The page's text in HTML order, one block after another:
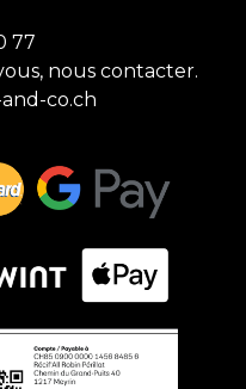
77
nous contacter.
co.ch